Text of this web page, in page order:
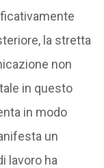
la stretta
non
in questo
in modo
un
lavoro ha